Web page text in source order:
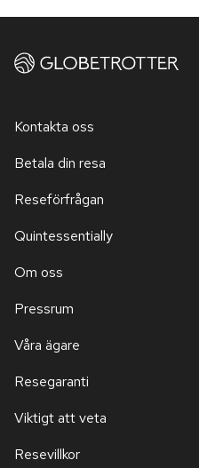
Kontakta oss
Betala din resa
Reseförfrågan
Quintessentially
Om oss
Pressrum
Våra ägare
Resegaranti
Viktigt att veta
Resevillkor